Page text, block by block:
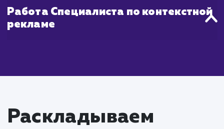
услуги продвижения
молодых сайтов
Работа SEO-специалиста
идентификации возможностей для